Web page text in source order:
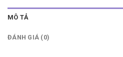
MÔ TẢ
ĐÁNH GIÁ (0)